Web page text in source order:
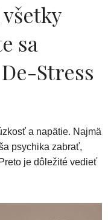
sa
Stress
a napätie. Najmä
psychika zabrať,
je dôležité vedieť